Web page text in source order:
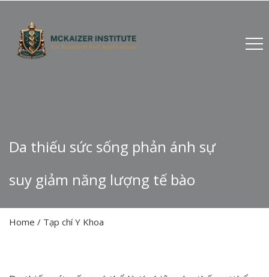
Da thiếu sức sống phản ánh sự
suy giảm năng lượng tế bào
Home / Tạp chí Y Khoa